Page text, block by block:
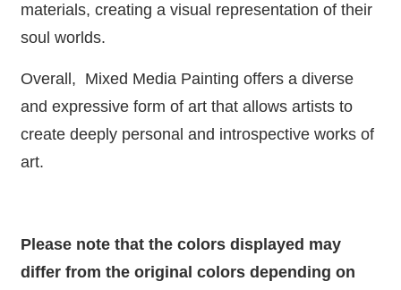
materials, creating a visual representation of their
soul worlds.
Overall, Mixed Media Painting offers a diverse
and expressive form of art that allows artists to
create deeply personal and introspective works of
art.
Please note that the colors displayed may
differ from the original colors depending on